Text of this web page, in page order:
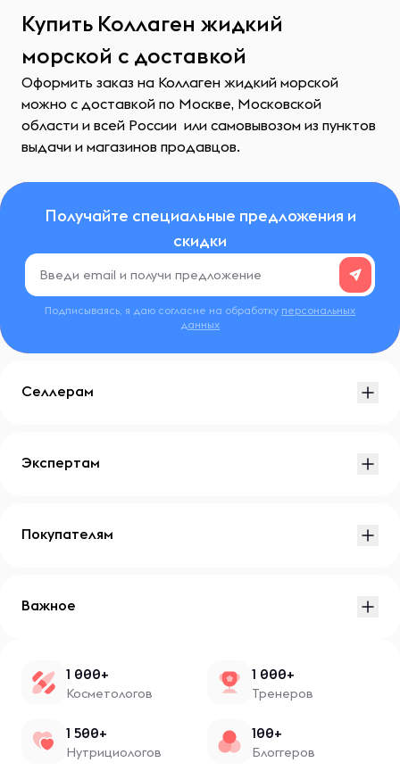
Купить Коллаген жидкий
морской с доставкой
Оформить заказ на Коллаген жидкий морской
можно с доставкой по Москве, Московской
области и всей России или самовывозом из пунктов
выдачи и магазинов продавцов.
Получайте специальные предложения и
скидки
Подписываясь, я даю согласие на обработку персональных
данных
Селлерам
Экспертам
Покупателям
Важное
1 000+
Косметологов
1 000+
Тренеров
1 500+
Нутрициологов
100+
Блоггеров